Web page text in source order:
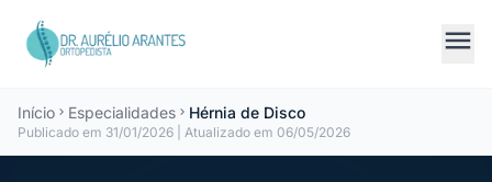
menu
Início chevron_right Especialidades chevron_right Hérnia de Disco
Publicado em 31/01/2026 | Atualizado em 06/05/2026